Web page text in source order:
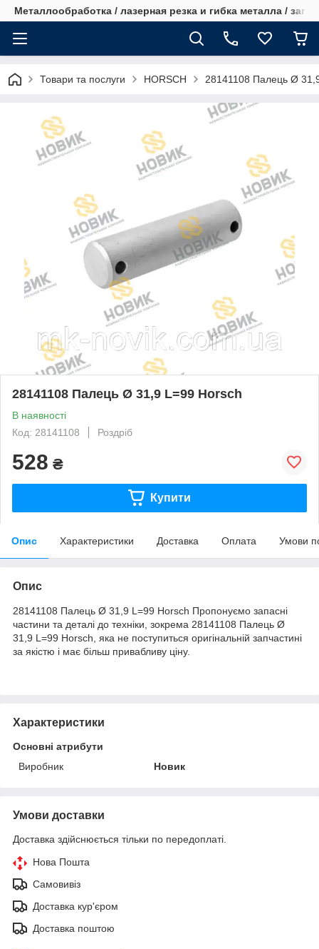
Металлообработка / лазерная резка и гибка металла /
Товари та послуги HORSCH 28141108 Палець Ø
28141108 Палець Ø 31,9 L=99 Horsch
В наявності
Код: 28141108
Роздріб
528 ₴
Купити
Опис Характеристики Доставка Оплата Умови
Опис
28141108 Палець Ø 31,9 L=99 Horsch Пропонуємо запасні
частини та деталі до техніки, зокрема 28141108 Палець Ø
31,9 L=99 Horsch, яка не поступиться оригінальній запчастині
за якістю і має більш привабливу ціну.
Характеристики
Основні атрибути
Виробник
Новик
Умови доставки
Доставка здійснюється тільки по передоплаті.
Нова Пошта
Самовивіз
Доставка кур'єром
Доставка поштою